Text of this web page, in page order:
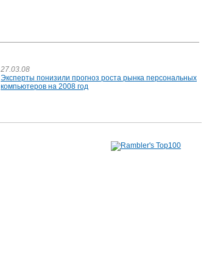
27.03.08
Эксперты понизили прогноз роста рынка персональных
компьютеров на 2008 год